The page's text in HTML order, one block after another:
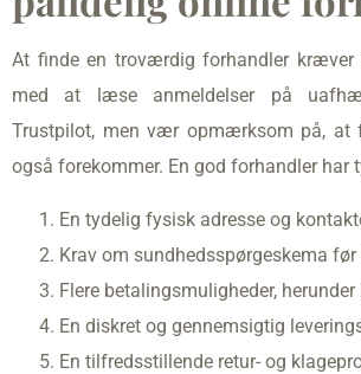
At finde en troværdig forhandler kræver
med at læse anmeldelser på
Trustpilot, men vær opmærksom på, at
også forekommer. En god forhandler har
En tydelig fysisk adresse og
Krav om sundhedsspørgeskema før
Flere betalingsmuligheder,
En diskret og gennemsigtig
En tilfredsstillende retur- og